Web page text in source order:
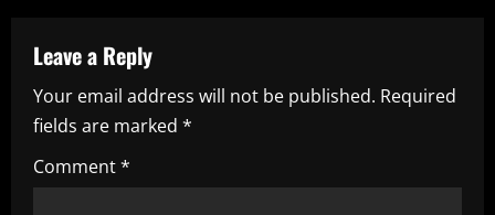
v
i
g
a
Leave a Reply
Your email address will not be published. Required
fields are marked *
Comment*